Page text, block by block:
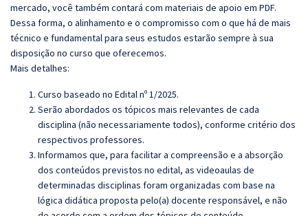
mercado, você também contará com materiais de apoio em PDF.
Dessa forma, o alinhamento e o compromisso com o que há de mais
técnico e fundamental para seus estudos estarão sempre à sua
disposição no curso que oferecemos.
Mais detalhes:
Curso baseado no Edital nº 1/2025.
Serão abordados os tópicos mais relevantes de cada
disciplina (não necessariamente todos), conforme critério dos
respectivos professores.
Informamos que, para facilitar a compreensão e a absorção
dos conteúdos previstos no edital, as videoaulas de
determinadas disciplinas foram organizadas com base na
lógica didática proposta pelo(a) docente responsável, e não